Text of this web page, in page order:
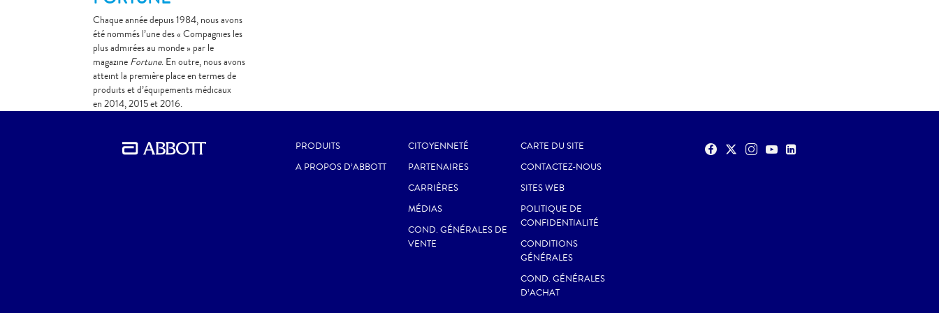
Chaque année depuis 1984, nous avons
été nommés l’une des « Compagnies les
plus admirées au monde » par le
magazine Fortune. En outre, nous avons
atteint la première place en termes de
produits et d’équipements médicaux
en 2014, 2015 et 2016.
PRODUITS
A PROPOS D’ABBOTT
CITOYENNETÉ
PARTENAIRES
CARRIÈRES
MÉDIAS
COND. GÉNÉRALES DE
VENTE
CARTE DU SITE
CONTACTEZ-NOUS
SITES WEB
POLITIQUE DE
CONFIDENTIALITÉ
CONDITIONS
GÉNÉRALES
COND. GÉNÉRALES
D’ACHAT